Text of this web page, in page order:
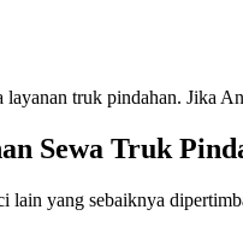
truk pindahan. Jika
Sewa Truk
yang sebaiknya